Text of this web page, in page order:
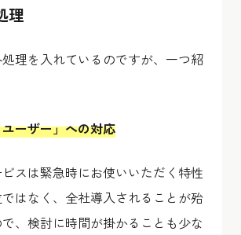
理
理を入れているのですが、一つ紹
ーザー」への対応
スは緊急時にお使いいただく特性
ではなく、全社導入されることが殆
、検討に時間が掛かることも少な